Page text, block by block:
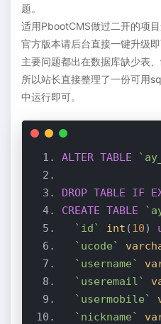
题。
适用PbootCMS做过二开的项目
官方版本请后台直接一键升级即
主要问题都出在数据库缺少表、
所以站长直接整理了一份可用
中运行即可。
ALTER TABLE
DROP TABLE IF
CREATE TABLE
`id`
int (10)
`ucode`
`username`
`useremail`
`usermobile`
`nickname`